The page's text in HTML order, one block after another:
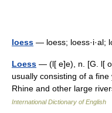
loess — loess; loess·i·al;
Loess — (l[ e]e), n. [G. l[
usually consisting of a
Rhine and other large
International Dictionary of English